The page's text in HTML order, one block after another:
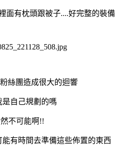
面有枕頭跟被子....好完整的裝備
絲團造成很大的迴響
是自己規劃的嗎
不可能啊!!
有時間去準備這些佈置的東西